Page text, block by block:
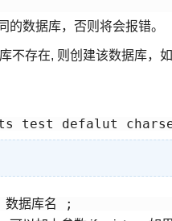
数据库，否则将会报错。
不存在, 则创建该数据库，